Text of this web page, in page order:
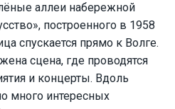
аллеи набережной
построенного в 1958
спускается прямо к Волге.
сцена, где проводятся
и концерты. Вдоль
много интересных